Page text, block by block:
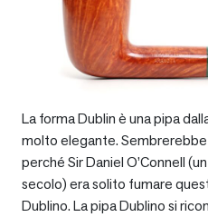
La forma Dublin è una pipa
molto elegante. Sembrerebbe
perché Sir Daniel O’Connell
secolo) era solito fumare
Dublino. La pipa Dublino si